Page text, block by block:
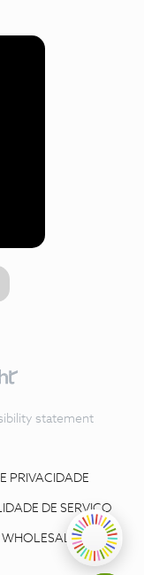
statement
PRIVACIDADE
DE SERVIÇO
WHOLESALE